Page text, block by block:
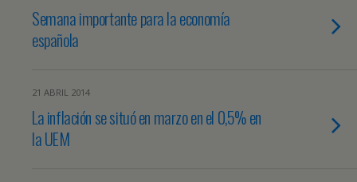
Semana importante para la economía
española
21 ABRIL 2014
La inflación se situó en marzo en el 0,5% en
la UEM